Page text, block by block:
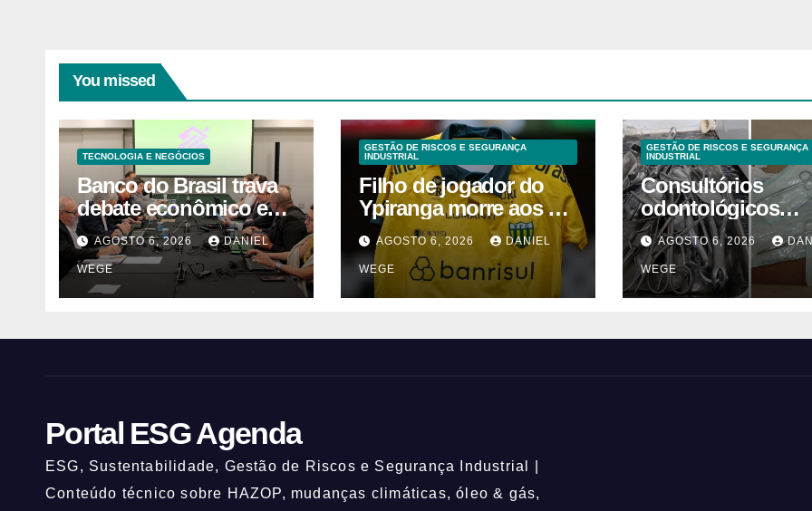
You missed
TECNOLOGIA E NEGÓCIOS
Banco do Brasil trava
debate econômico e
condiciona avanços à
decisão da Fenaban |
Contec Brasil
AGOSTO 6, 2026 DANIEL
WEGE
GESTÃO DE RISCOS E SEGURANÇA
INDUSTRIAL
Filho de jogador do
Ypiranga morre aos 2
anos após acidente
AGOSTO 6, 2026 DANIEL
WEGE
GESTÃO DE RISCOS E SEGURANÇA
INDUSTRIAL
Consultórios
odontológicos
interditados em
Campinas
2025
AGOSTO 6, 2026
WEGE
Portal ESG Agenda
ESG, Sustentabilidade, Gestão de Riscos e Segurança Industrial |
Conteúdo técnico sobre HAZOP, mudanças climáticas, óleo & gás,